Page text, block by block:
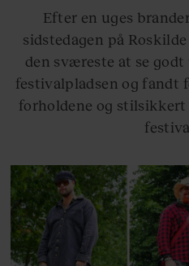
Efter en uges
sidstedagen på
den sværeste at se
festivalpladsen og fandt
forholdene og